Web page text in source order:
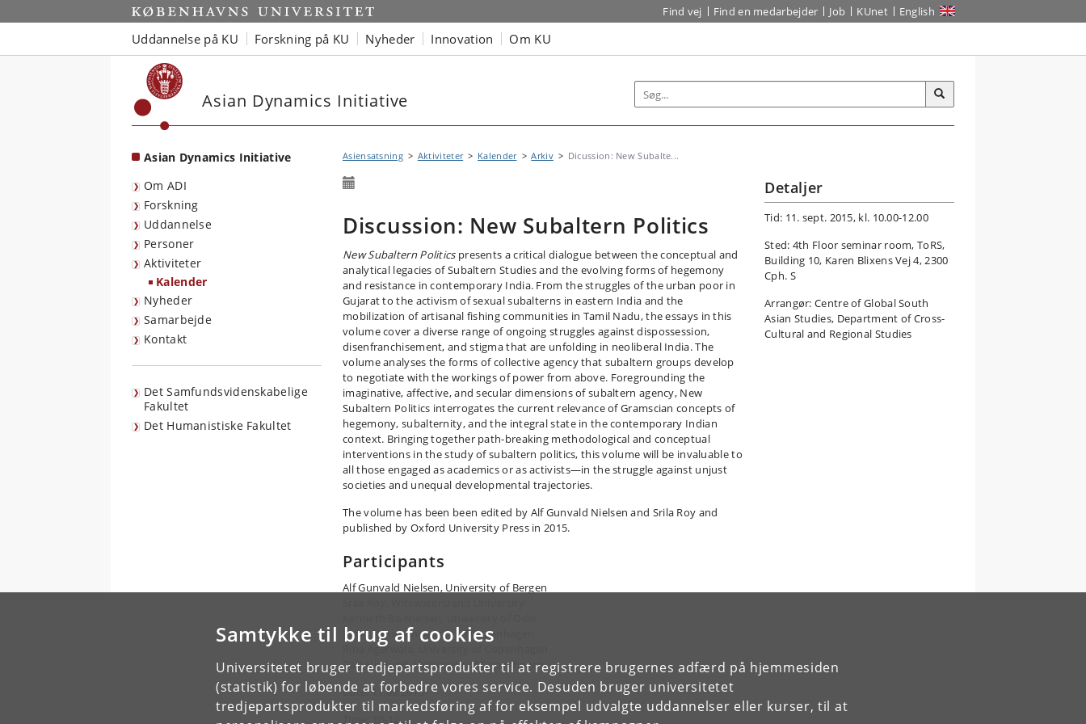
Samtykke til brug af cookies
Universitetet bruger tredjepartsprodukter til at registrere brugernes adfærd på hjemmesiden
(statistik) for løbende at forbedre vores service. Desuden bruger universitetet
tredjepartsprodukter til markedsføring af for eksempel udvalgte uddannelser eller kurser, til at
Start Find vej Find en medarbejder Job KUnet English
Uddannelse på KU Forskning på KU Nyheder Innovation Om KU
Asian Dynamics Initiative
Asian Dynamics Initiative
Om ADI
Forskning
Uddannelse
Personer
Aktiviteter
Kalender
Nyheder
Samarbejde
Kontakt
Det Samfundsvidenskabelige
Fakultet
Det Humanistiske Fakultet
Asiensatsning Aktiviteter Kalender Arkiv Dicussion: New Subalte...
Discussion: New Subaltern Politics
New Subaltern Politicspresents a critical dialogue between the conceptual and
analytical legacies of Subaltern Studies and the evolving forms of hegemony
and resistance in contemporary India. From the struggles of the urban poor in
Gujarat to the activism of sexual subalterns in eastern India and the
mobilization of artisanal fishing communities in Tamil Nadu, the essays in this
volume cover a diverse range of ongoing struggles against dispossession,
disenfranchisement, and stigma that are unfolding in neoliberal India. The
volume analyses the forms of collective agency that subaltern groups develop
to negotiate with the workings of power from above. Foregrounding the
imaginative, affective, and secular dimensions of subaltern agency, New
Subaltern Politics interrogates the current relevance of Gramscian concepts of
hegemony, subalternity, and the integral state in the contemporary Indian
context. Bringing together path-breaking methodological and conceptual
interventions in the study of subaltern politics, this volume will be invaluable to
all those engaged as academics or as activists—in the struggle against unjust
societies and unequal developmental trajectories.
The volume has been been edited by Alf Gunvald Nielsen and Srila Roy and
published by Oxford University Press in 2015.
Participants
Alf Gunvald Nielsen, University of Bergen
Luisa Steur, University of Copenhagen
Rina Agarwala, University of Copenhagen
Dan Hirslund, University of Copenhagen
Date: 11.09.2015
Time: 10-12
Detaljer
Tid: 11. sept. 2015, kl. 10.00-12.00
Sted: 4th Floor seminar room, ToRS,
Building 10, Karen Blixens Vej 4, 2300
Cph. S
Arrangør: Centre of Global South
Asian Studies, Department of Cross-
Cultural and Regional Studies